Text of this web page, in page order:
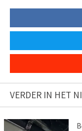
VERDER IN HET